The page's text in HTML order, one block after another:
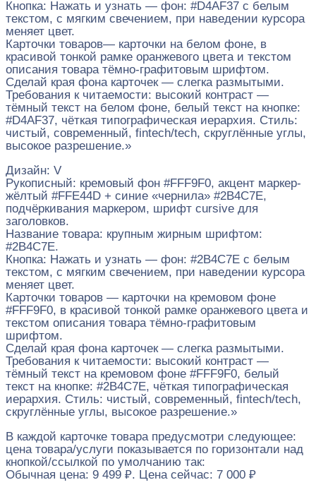
Кнопка: Нажать и узнать — фон: #D4AF37 с белым
текстом, с мягким свечением, при наведении курсора
меняет цвет.
Карточки товаров— карточки на белом фоне, в
красивой тонкой рамке оранжевого цвета и текстом
описания товара тёмно-графитовым шрифтом.
Сделай края фона карточек — слегка размытыми.
Требования к читаемости: высокий контраст —
тёмный текст на белом фоне, белый текст на кнопке:
#D4AF37, чёткая типографическая иерархия. Стиль:
чистый, современный, fintech/tech, скруглённые углы,
высокое разрешение.»
Дизайн: V
Рукописный: кремовый фон #FFF9F0, акцент маркер-
жёлтый #FFE44D + синие «чернила» #2B4C7E,
подчёркивания маркером, шрифт cursive для
заголовков.
Название товара: крупным жирным шрифтом:
#2B4C7E.
Кнопка: Нажать и узнать — фон: #2B4C7E с белым
текстом, с мягким свечением, при наведении курсора
меняет цвет.
Карточки товаров — карточки на кремовом фоне
#FFF9F0, в красивой тонкой рамке оранжевого цвета и
текстом описания товара тёмно-графитовым
шрифтом.
Сделай края фона карточек — слегка размытыми.
Требования к читаемости: высокий контраст —
тёмный текст на кремовом фоне #FFF9F0, белый
текст на кнопке: #2B4C7E, чёткая типографическая
иерархия. Стиль: чистый, современный, fintech/tech,
скруглённые углы, высокое разрешение.»
В каждой карточке товара предусмотри следующее:
цена товара/услуги показывается по горизонтали над
кнопкой/ссылкой по умолчанию так:
Обычная цена: 9 499 ₽. Цена сейчас: 7 000 ₽